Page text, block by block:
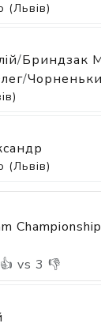
(Львів)
/Бриндзак
/
(Львів)
👍 vs 3 👎